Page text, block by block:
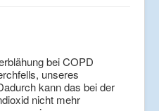
bei COPD
unseres
kann das bei der
nicht mehr